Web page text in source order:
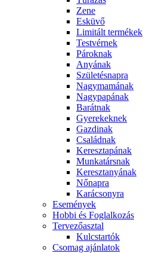
Zene
Esküvő
Limitált termékek
Testvérnek
Pároknak
Anyának
Születésnapra
Nagymamának
Nagypapának
Barátnak
Gyerekeknek
Gazdinak
Családnak
Keresztapának
Munkatársnak
Keresztanyának
Nőnapra
Karácsonyra
Események
Hobbi és Foglalkozás
Tervezőasztal
Kulcstartók
Csomag ajánlatok